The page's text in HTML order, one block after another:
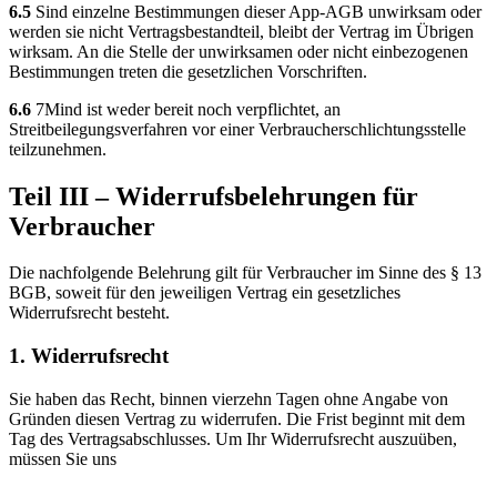
6.5 Sind einzelne Bestimmungen dieser App-AGB unwirksam oder
werden sie nicht Vertragsbestandteil, bleibt der Vertrag im Übrigen
wirksam. An die Stelle der unwirksamen oder nicht einbezogenen
Bestimmungen treten die gesetzlichen Vorschriften.
6.6 7Mind ist weder bereit noch verpflichtet, an
Streitbeilegungsverfahren vor einer Verbraucherschlichtungsstelle
teilzunehmen.
Teil III – Widerrufsbelehrungen für
Verbraucher
Die nachfolgende Belehrung gilt für Verbraucher im Sinne des § 13
BGB, soweit für den jeweiligen Vertrag ein gesetzliches
Widerrufsrecht besteht.
1. Widerrufsrecht
Sie haben das Recht, binnen vierzehn Tagen ohne Angabe von
Gründen diesen Vertrag zu widerrufen. Die Frist beginnt mit dem
Tag des Vertragsabschlusses. Um Ihr Widerrufsrecht auszuüben,
müssen Sie uns